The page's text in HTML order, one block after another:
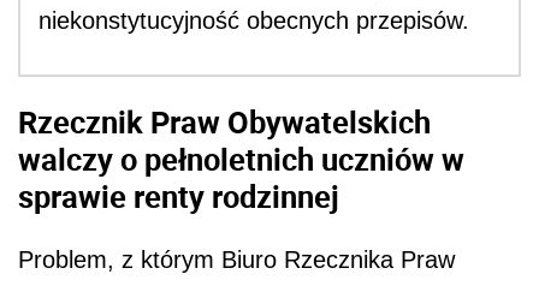
niekonstytucyjność obecnych przepisów.
Rzecznik Praw Obywatelskich
walczy o pełnoletnich uczniów w
sprawie renty rodzinnej
Problem, z którym Biuro Rzecznika Praw